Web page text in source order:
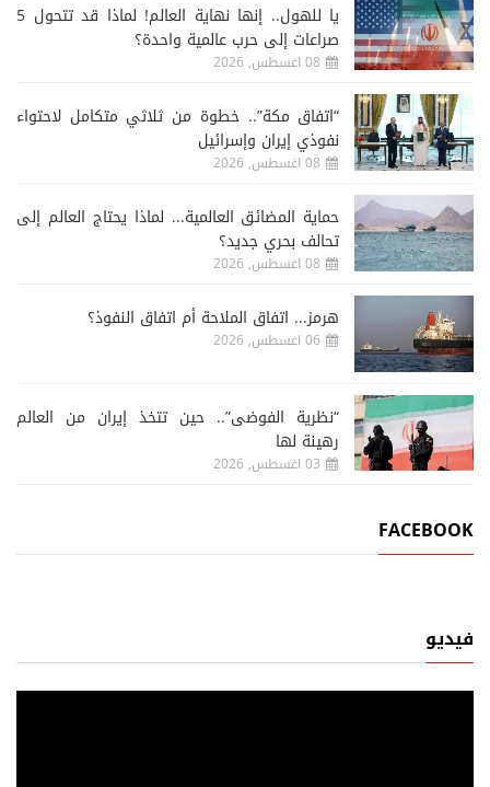
يا للهول.. إنها نهاية العالم! لماذا قد تتحول 5
صراعات إلى حرب عالمية واحدة؟
08 اغسطس, 2026
“اتفاق مكة”.. خطوة من ثلاثي متكامل لاحتواء
نفوذي إيران وإسرائيل
08 اغسطس, 2026
حماية المضائق العالمية... لماذا يحتاج العالم إلى
تحالف بحري جديد؟
08 اغسطس, 2026
هرمز... اتفاق الملاحة أم اتفاق النفوذ؟
06 اغسطس, 2026
“نظرية الفوضى”.. حين تتخذ إيران من العالم
رهينة لها
03 اغسطس, 2026
FACEBOOK
فيديو